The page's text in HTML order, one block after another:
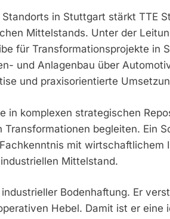
in Stuttgart stärkt TTE
Mittelstands. Unter der
für Transformationsprojekte in
und Anlagenbau über
und praxisorientierte
in komplexen strategischen
begleiten. Ein
mit wirtschaftlichem
Mittelstand.
Bodenhaftung. Er
Hebel. Damit ist er eine